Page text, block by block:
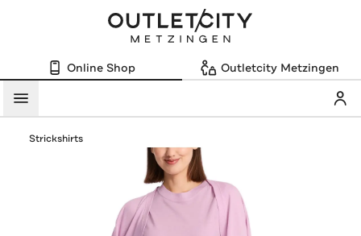
Online Shop Outletcity Metzingen
Menü
Strickshirts